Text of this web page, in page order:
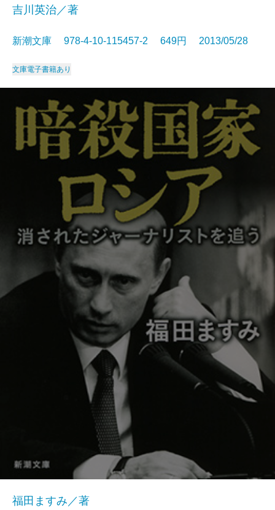
吉川英治／著
新潮文庫 978-4-10-115457-2 649円 2013/05/28
文庫電子書籍あり
福田ますみ／著